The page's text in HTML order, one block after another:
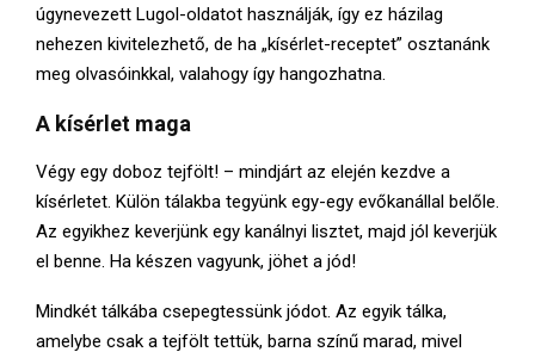
Uúgynevezett Lugol-oldatot használják, így ez házilag
nehezen kivitelezhető, de ha „kísérlet-receptet” osztanánk
meg olvasóinkkal, valahogy így hangozhatna.
A kísérlet maga
Végy egy doboz tejfölt! – mindjárt az elején kezdve a
kísérletet. Külön tálakba tegyünk egy-egy evőkanállal belőle.
Az egyikhez keverjünk egy kanálnyi lisztet, majd jól keverjük
el benne. Ha készen vagyunk, jöhet a jód!
Mindkét tálkába csepegtessünk jódot. Az egyik tálka,
amelybe csak a tejfölt tettük, barna színű marad, mivel